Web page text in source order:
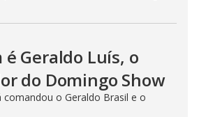
é Geraldo Luís, o
do Domingo Show
comandou o Geraldo Brasil e o